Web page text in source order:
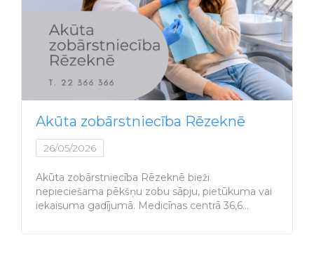
Akūta zobārstniecība Rēzeknē
26/05/2026
Akūta zobārstniecība Rēzeknē bieži
nepieciešama pēkšņu zobu sāpju, pietūkuma vai
iekaisuma gadījumā. Medicīnas centrā 36,6…